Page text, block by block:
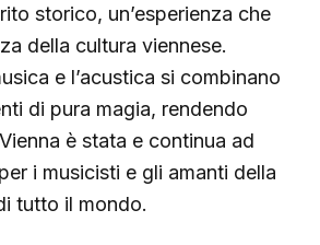
storico, un’esperienza che
della cultura viennese.
e l’acustica si combinano
di pura magia, rendendo
è stata e continua ad
i musicisti e gli amanti della
tutto il mondo.